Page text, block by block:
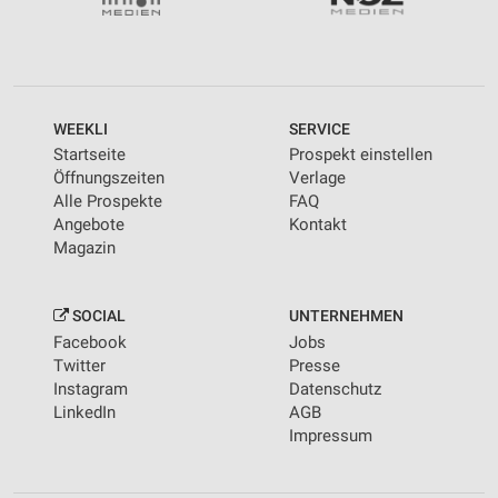
WEEKLI
Startseite
Öffnungszeiten
Alle Prospekte
Angebote
Magazin
SERVICE
Prospekt einstellen
Verlage
FAQ
Kontakt
SOCIAL
Facebook
Twitter
Instagram
LinkedIn
UNTERNEHMEN
Jobs
Presse
Datenschutz
AGB
Impressum
personalisierter Werbung
personalisierter Inhalte
Messung der Werbeleistung
Messung der Performance von Inhalten
Quellen
Entwicklung und Verbesserung der Angebote
Verwendung reduzierter Daten zur Auswahl von
Inhalten